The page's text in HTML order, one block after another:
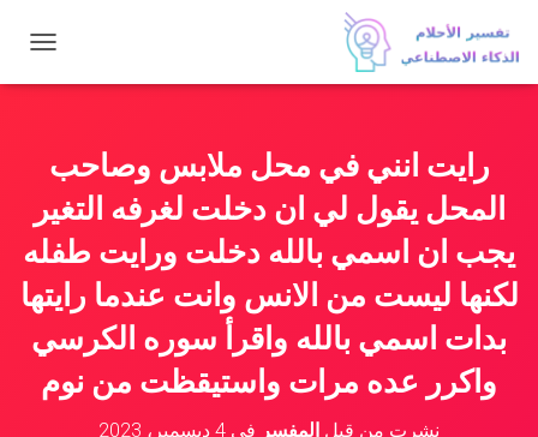
ب
ت
ن
ق
رايت انني في محل ملابس وصاحب
المحل يقول لي ان دخلت لغرفه التغير
يجب ان اسمي بالله دخلت ورايت طفله
لكنها ليست من الانس وانت عندما رايتها
بدات اسمي بالله واقرأ سوره الكرسي
واكرر عده مرات واستيقظت من نوم
نشرت من قبل المفسر في 4 ديسمبر، 2023